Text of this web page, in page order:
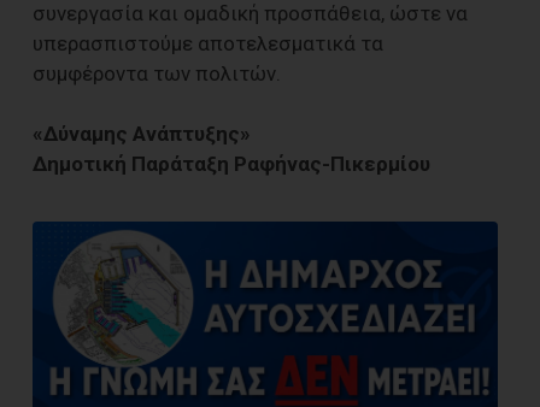
συνεργασία και ομαδική προσπάθεια, ώστε να
υπερασπιστούμε αποτελεσματικά τα
συμφέροντα των πολιτών.
«Δύναμης Ανάπτυξης»
Δημοτική Παράταξη Ραφήνας-Πικερμίου